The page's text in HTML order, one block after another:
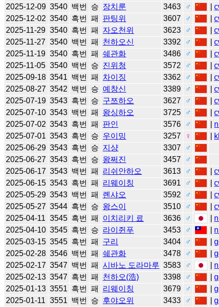
2025-12-09 3540 백번 승 장치룬 3463 ♂ |
2025-12-02 3540 흑번 패 판팅위 3607 ♂ |
2025-11-29 3540 흑번 패 자오천위 3623 ♂ |
2025-11-27 3540 백번 패 천하오신 3392 ♂ |
2025-11-19 3540 흑번 패 쉐관화 3486 ♂ |
2025-11-05 3540 백번 승 진위청 3572 ♂ |
2025-09-18 3541 백번 패 차이징 3362 ♂ |
2025-08-27 3542 백번 승 예창신 3389 ♂ |
2025-07-19 3543 흑번 승 구쯔하오 3627 ♂ |
2025-07-10 3543 백번 패 왕싱하오 3725 ♂ |
2025-07-02 3543 흑번 패 판인 3576 ♂
2025-07-01 3543 흑번 승 우이밍 3257 ♀
2025-06-29 3543 흑번 승 지샹 3307
♂
2025-06-27 3543 흑번 승 왕쩌진 3457
♂
2025-06-17 3543 백번 패 리쉬안하오 3613 ♂ |
2025-06-15 3543 흑번 패 리웨이칭 3691 ♂ |
2025-05-29 3543 백번 패 롄샤오 3592 ♂ |
2025-05-27 3544 흑번 승 왕스이 3510 ♂ |
2025-04-11 3545 흑번 패 이치리키 료 3636 ♂
2025-04-10 3545 흑번 승 라이쥔푸 3453 ♂
2025-03-15 3545 흑번 패 구리 3404 ♂ |
2025-02-28 3546 백번 패 쉐관화 3478 ♂ |
2025-02-17 3547 백번 패 시바노 도라마루 3583 ♂
2025-02-13 3547 흑번 패 천하오(浩) 3398 ♂ |
2025-01-13 3551 흑번 패 리웨이칭 3679 ♂ |
2025-01-11 3551 백번 승 후야오위 3433 ♂ |